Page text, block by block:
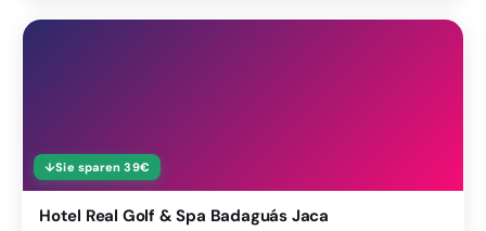
↓Sie sparen 39€
Hotel Real Golf & Spa Badaguás Jaca